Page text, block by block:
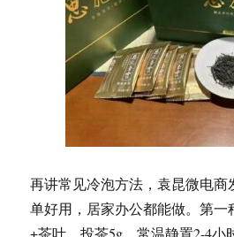
再讲常见冷泡方法，袁昆微电商
单好用，居家办公都能做。第一